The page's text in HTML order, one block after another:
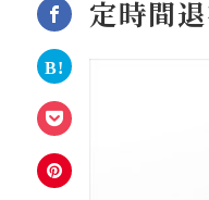
定時間